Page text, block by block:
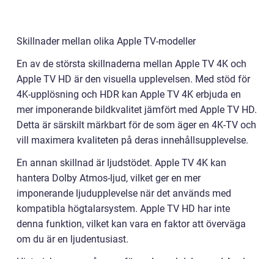
Skillnader mellan olika Apple TV-modeller
En av de största skillnaderna mellan Apple TV 4K och
Apple TV HD är den visuella upplevelsen. Med stöd för
4K-upplösning och HDR kan Apple TV 4K erbjuda en
mer imponerande bildkvalitet jämfört med Apple TV HD.
Detta är särskilt märkbart för de som äger en 4K-TV och
vill maximera kvaliteten på deras innehållsupplevelse.
En annan skillnad är ljudstödet. Apple TV 4K kan
hantera Dolby Atmos-ljud, vilket ger en mer
imponerande ljudupplevelse när det används med
kompatibla högtalarsystem. Apple TV HD har inte
denna funktion, vilket kan vara en faktor att överväga
om du är en ljudentusiast.